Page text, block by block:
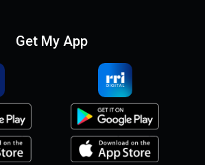
Get My App